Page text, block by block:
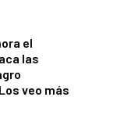
el
las
veo más